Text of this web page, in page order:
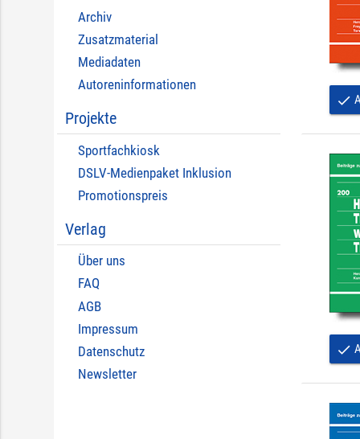
Archiv
Zusatzmaterial
Mediadaten
Autoreninformationen
Projekte
Sportfachkiosk
DSLV-Medienpaket Inklusion
Promotionspreis
Verlag
Über uns
FAQ
AGB
Impressum
Datenschutz
Newsletter
done
done